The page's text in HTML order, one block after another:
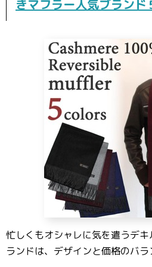
きマフラー人気ブランド
忙しくもオシャレに気を遣うデ
ランドは、デザインと価格のバラ